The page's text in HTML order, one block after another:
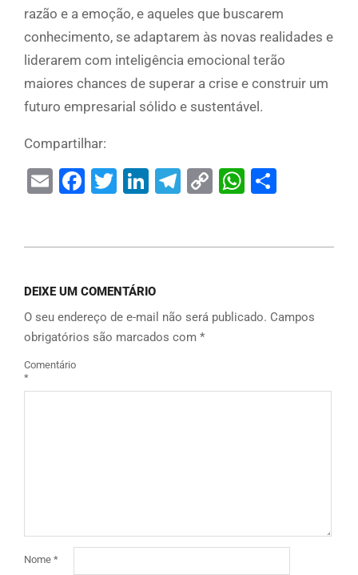
razão e a emoção, e aqueles que buscarem
conhecimento, se adaptarem às novas realidades e
liderarem com inteligência emocional terão
maiores chances de superar a crise e construir um
futuro empresarial sólido e sustentável.
Compartilhar:
EmailFacebook
Twitter
LinkedIn
Telegram
Copy
DEIXE UM COMENTÁRIO
O seu endereço de e-mail não será publicado. Campos
obrigatórios são marcados com *
Comentário
*
Nome *